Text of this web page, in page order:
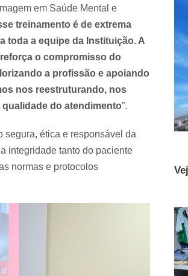
em Saúde Mental e
treinamento é de extrema
toda a equipe da Instituição. A
o compromisso do
a profissão e apoiando
nos reestruturando, nos
do atendimento”.
segura, ética e responsável da
integridade tanto do paciente
normas e protocolos